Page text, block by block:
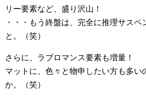
リー要素など、盛り沢山！
・・・もう終盤は、完全に推理サスペ
と。（笑）
さらに、ラブロマンス要素も増量！
マットに、色々と物申したい方も多い
か。（笑）